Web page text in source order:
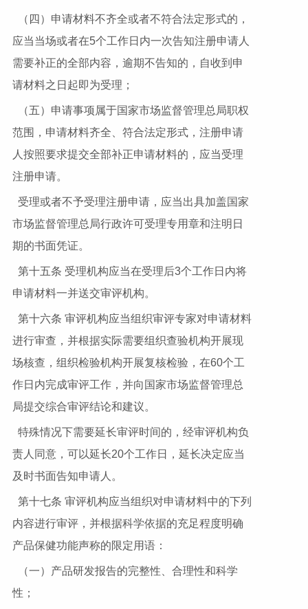
（四）申请材料不齐全或者不符合法定形式的，
应当当场或者在5个工作日内一次告知注册申请人
需要补正的全部内容，逾期不告知的，自收到申
请材料之日起即为受理；
（五）申请事项属于国家市场监督管理总局职权
范围，申请材料齐全、符合法定形式，注册申请
人按照要求提交全部补正申请材料的，应当受理
注册申请。
受理或者不予受理注册申请，应当出具加盖国家
市场监督管理总局行政许可受理专用章和注明日
期的书面凭证。
第十五条 受理机构应当在受理后3个工作日内将
申请材料一并送交审评机构。
第十六条 审评机构应当组织审评专家对申请材料
进行审查，并根据实际需要组织查验机构开展现
场核查，组织检验机构开展复核检验，在60个工
作日内完成审评工作，并向国家市场监督管理总
局提交综合审评结论和建议。
特殊情况下需要延长审评时间的，经审评机构负
责人同意，可以延长20个工作日，延长决定应当
及时书面告知申请人。
第十七条 审评机构应当组织对申请材料中的下列
内容进行审评，并根据科学依据的充足程度明确
产品保健功能声称的限定用语：
（一）产品研发报告的完整性、合理性和科学
性；